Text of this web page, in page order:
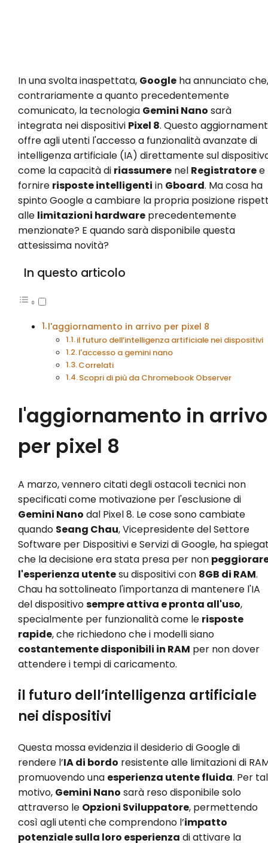
In una svolta inaspettata, Googleha annunciato che,
contrariamente a quanto precedentemente
comunicato, la tecnologia Gemini Nano sarà
integrata nei dispositivi Pixel 8. Questo
offre agli utenti l'accesso a funzionalità avanzate di
intelligenza artificiale (IA) direttamente sul
come la capacità di riassumerenel Registratoree
fornire risposte intelligenti in Gboard. Ma cosa ha
spinto Google a cambiare la propria posizione
alle limitazioni hardwareprecedentemente
menzionate? E quando sarà disponibile questa
attesissima novità?
In questo articolo
l'aggiornamento in arrivo per pixel 8
il futuro dell’intelligenza artificiale nei dispositivi
l'accesso a gemini nano
Correlati
Scopri di più da Chromebook Observer
l'aggiornamento in arrivo
per pixel 8
A marzo, vennero citati degli ostacoli tecnici non
specificati come motivazione per l'esclusione di
Gemini Nano dal Pixel 8. Le cose sono cambiate
quando Seang Chau, Vicepresidente del Settore
Software per Dispositivi e Servizi di Google, ha
che la decisione era stata presa per non
l'esperienza utentesu dispositivi con 8GB di RAM.
Chau ha sottolineato l'importanza di mantenere l'IA
del dispositivosempre attiva e pronta all'uso,
specialmente per funzionalità come le risposte
rapide, che richiedono che i modelli siano
costantemente disponibili in RAM per non dover
attendere i tempi di caricamento.
il futuro dell’intelligenza artificiale
nei dispositivi
Questa mossa evidenzia il desiderio di Google di
rendere l’IA di bordo resistente alle limitazioni di
promuovendo una esperienza utente fluida. Per
motivo, Gemini Nano sarà reso disponibile solo
attraverso le Opzioni Sviluppatore, permettendo
così agli utenti che comprendono l’impatto
potenziale sulla loro esperienza di attivare la